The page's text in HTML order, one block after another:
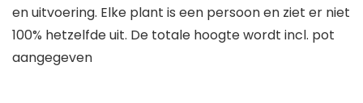
en uitvoering. Elke plant is een persoon en ziet er niet
100% hetzelfde uit. De totale hoogte wordt incl. pot
aangegeven